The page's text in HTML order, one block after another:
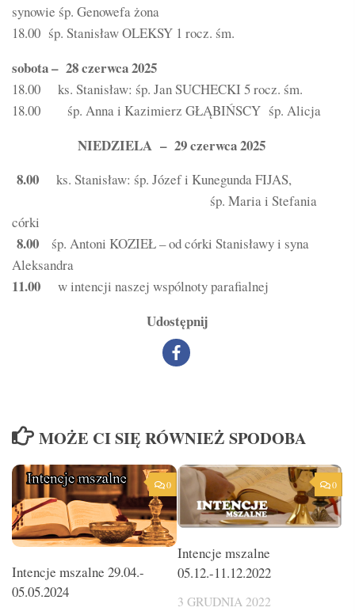
synowie śp. Genowefa żona
18.00 śp. Stanisław OLEKSY 1 rocz. śm.
sobota – 28 czerwca 2025
18.00 ks. Stanisław: śp. Jan SUCHECKI 5 rocz. śm.
18.00 śp. Anna i Kazimierz GŁĄBIŃSCY śp. Alicja
NIEDZIELA – 29 czerwca 2025
8.00
ks. Stanisław: śp. Józef i Kunegunda FIJAS,
śp. Maria i Stefania
córki
8.00 śp. Antoni KOZIEŁ – od córki Stanisławy i syna
Aleksandra
11.00 w intencji naszej wspólnoty parafialnej
Udostępnij
MOŻE CI SIĘ RÓWNIEŻ SPODOBA
0
Intencje mszalne 29.04.-
05.05.2024
0
Intencje mszalne
05.12.-11.12.2022
3 GRUDNIA 2022